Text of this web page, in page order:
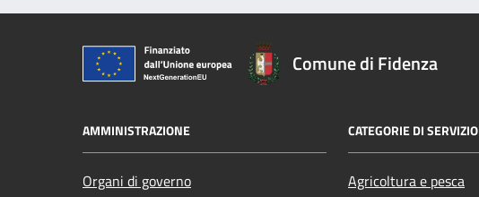
Comune di Fidenza
AMMINISTRAZIONE
Organi di governo
CATEGORIE DI SERVIZIO
Agricoltura e pesca